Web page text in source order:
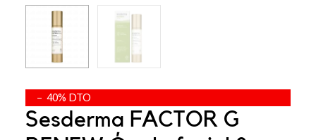
– 40% DTO
Sesderma FACTOR G